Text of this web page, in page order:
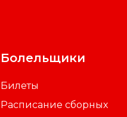
Болельщики
Билеты
Расписание сборных